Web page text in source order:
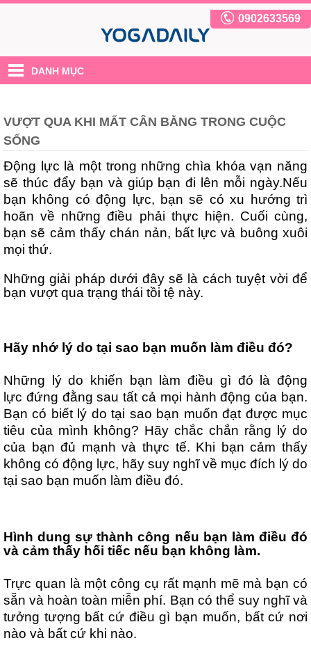
0902633569
DANH MỤC
VƯỢT QUA KHI MẤT CÂN BẰNG TRONG CUỘC
SỐNG
Động lực là một trong những chìa khóa vạn năng
sẽ thúc đẩy bạn và giúp bạn đi lên mỗi ngày.Nếu
bạn không có động lực, bạn sẽ có xu hướng trì
hoãn về những điều phải thực hiện. Cuối cùng,
bạn sẽ cảm thấy chán nản, bất lực và buông xuôi
mọi thứ.
Những giải pháp dưới đây sẽ là cách tuyệt vời để
bạn vượt qua trạng thái tồi tệ này.
Hãy nhớ lý do tại sao bạn muốn làm điều đó?
Những lý do khiến bạn làm điều gì đó là động
lực đứng đằng sau tất cả mọi hành động của bạn.
Bạn có biết lý do tại sao bạn muốn đạt được mục
tiêu của mình không? Hãy chắc chắn rằng lý do
của bạn đủ mạnh và thực tế. Khi bạn cảm thấy
không có động lực, hãy suy nghĩ về mục đích lý do
tại sao bạn muốn làm điều đó.
Hình dung sự thành công nếu bạn làm điều đó
và cảm thấy hối tiếc nếu bạn không làm.
Trực quan là một công cụ rất mạnh mẽ mà bạn có
sẵn và hoàn toàn miễn phí. Bạn có thể suy nghĩ và
tưởng tượng bất cứ điều gì bạn muốn, bất cứ nơi
nào và bất cứ khi nào.